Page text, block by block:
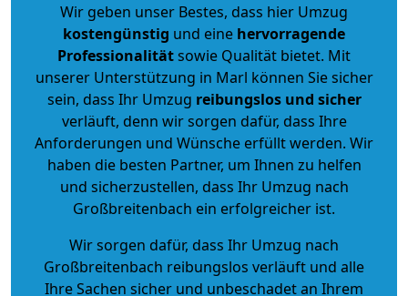
Wir geben unser Bestes, dass hier Umzug
kostengünstig und eine hervorragende
Professionalitätsowie Qualität bietet. Mit
unserer Unterstützung in Marl können Sie sicher
sein, dass Ihr Umzug reibungslos und sicher
verläuft, denn wir sorgen dafür, dass Ihre
Anforderungen und Wünsche erfüllt werden. Wir
haben die besten Partner, um Ihnen zu helfen
und sicherzustellen, dass Ihr Umzug nach
Großbreitenbach ein erfolgreicher ist.
Wir sorgen dafür, dass Ihr Umzug nach
Großbreitenbach reibungslos verläuft und alle
Ihre Sachen sicher und unbeschadet an Ihrem